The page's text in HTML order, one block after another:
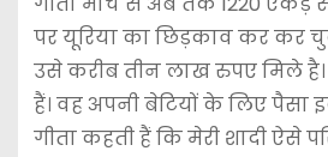
पर यूरिया का छिड़काव कर कर
उसे करीब तीन लाख रुपए मिले है।
हैं। वह अपनी बेटियों के लिए पैसा
गीता कहती हैं कि मेरी शादी ऐसे